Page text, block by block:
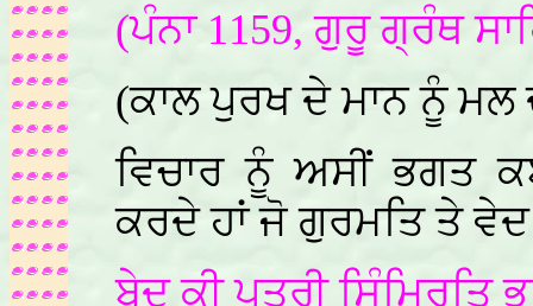
(ਪੰਨਾ 1159, ਗੁਰੂ ਗ੍ਰੰਥ
(ਕਾਲ ਪੁਰਖ ਦੇ ਮਾਨ ਨੂੰ ਮਲ
ਵਿਚਾਰ ਨੂੰ ਅਸੀਂ ਭਗਤ
ਕਰਦੇ ਹਾਂ ਜੋ ਗੁਰਮਤਿ ਤੇ
ਬੇਦ ਕੀ ਪੁਤ੍ਰੀ ਸਿੰਮ੍ਰਿਤਿ